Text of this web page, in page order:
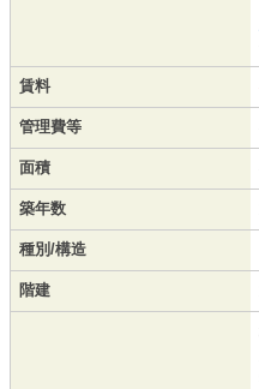
賃料
管理費等
面積
築年数
種別/構造
階建